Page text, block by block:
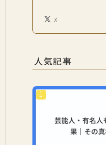
X
人気記事